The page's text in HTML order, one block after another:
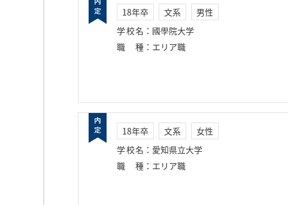
18年卒 文系
男性
学校名 ： 國學院大学
職種 ： エリア職
18年卒 文系
女性
学校名 ： 愛知県立大学
職種 ： エリア職